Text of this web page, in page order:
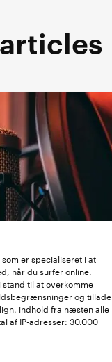
som er specialiseret i at
når du surfer online.
stand til at overkomme
og tillade
indhold fra næsten alle
af IP-adresser: 30.000